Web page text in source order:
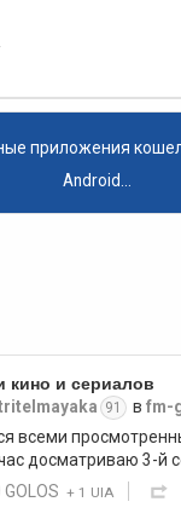
приложения
Android...
кино и сериалов
91 в fm-
всеми
досматриваю 3-й
+1 UIA